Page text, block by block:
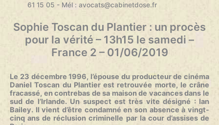
61 15 05 - Mél : avocats@cabinetdose.fr
Sophie Toscan du Plantier : un procès
pour la vérité – 13h15 le samedi –
France 2 – 01/06/2019
Le 23 décembre 1996, l’épouse du producteur de cinéma
Daniel Toscan du Plantier est retrouvée morte, le crâne
fracassé, en contrebas de sa maison de vacances dans le
sud de l’Irlande. Un suspect est très vite désigné : Ian
Bailey. Il vient d’être condamné en son absence à vingt-
cinq ans de réclusion criminelle par la cour d’assises de